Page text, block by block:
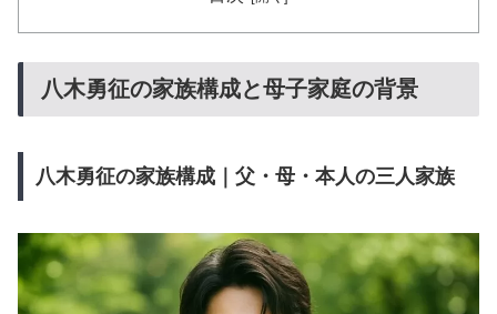
八木勇征の家族構成と母子家庭の背景
八木勇征の家族構成｜父・母・本人の三人家族